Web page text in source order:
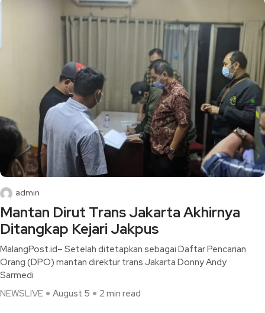
admin
Mantan Dirut Trans Jakarta Akhirnya
Ditangkap Kejari Jakpus
MalangPost.id– Setelah ditetapkan sebagai Daftar Pencarian
Orang (DPO) mantan direktur trans Jakarta Donny Andy
Sarmedi
NEWSLIVE
August 5 2 min read